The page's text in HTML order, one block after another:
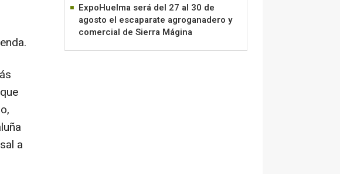
a
ExpoHuelma será del 27 al 30 de
agosto el escaparate agroganadero y
comercial de Sierra Mágina